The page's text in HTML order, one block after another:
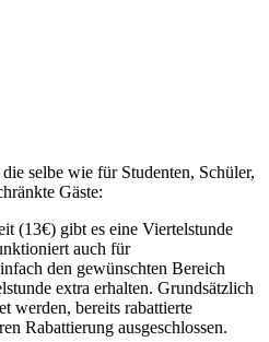
selbe wie für Studenten, Schüler,
Gäste:
(13€) gibt es eine Viertelstunde
auch für
den gewünschten Bereich
extra erhalten. Grundsätzlich
werden, bereits rabattierte
Rabattierung ausgeschlossen.